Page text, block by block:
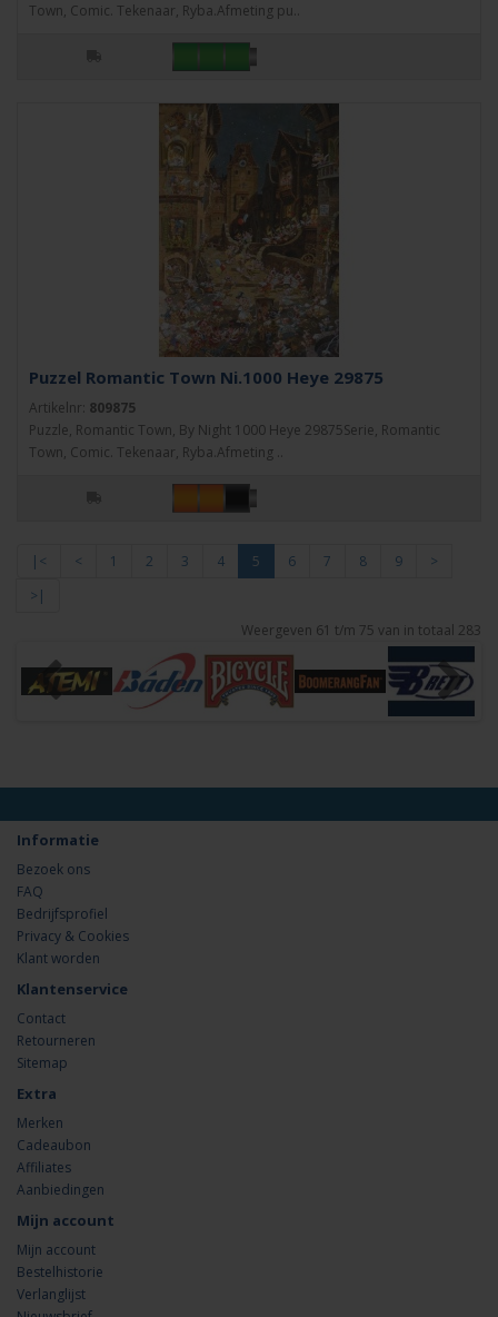
Town, Comic. Tekenaar, Ryba.Afmeting pu..
Puzzel Romantic Town Ni.1000 Heye 29875
Artikelnr: 809875
Puzzle, Romantic Town, By Night 1000 Heye 29875Serie, Romantic
Town, Comic. Tekenaar, Ryba.Afmeting ..
|< < 1 2 3 4 5 6 7 8 9
>
>|
Weergeven 61 t/m 75 van in totaal 283
Informatie
Bezoek ons
FAQ
Bedrijfsprofiel
Privacy & Cookies
Klant worden
Klantenservice
Contact
Retourneren
Sitemap
Extra
Merken
Cadeaubon
Affiliates
Aanbiedingen
Mijn account
Mijn account
Bestelhistorie
Verlanglijst